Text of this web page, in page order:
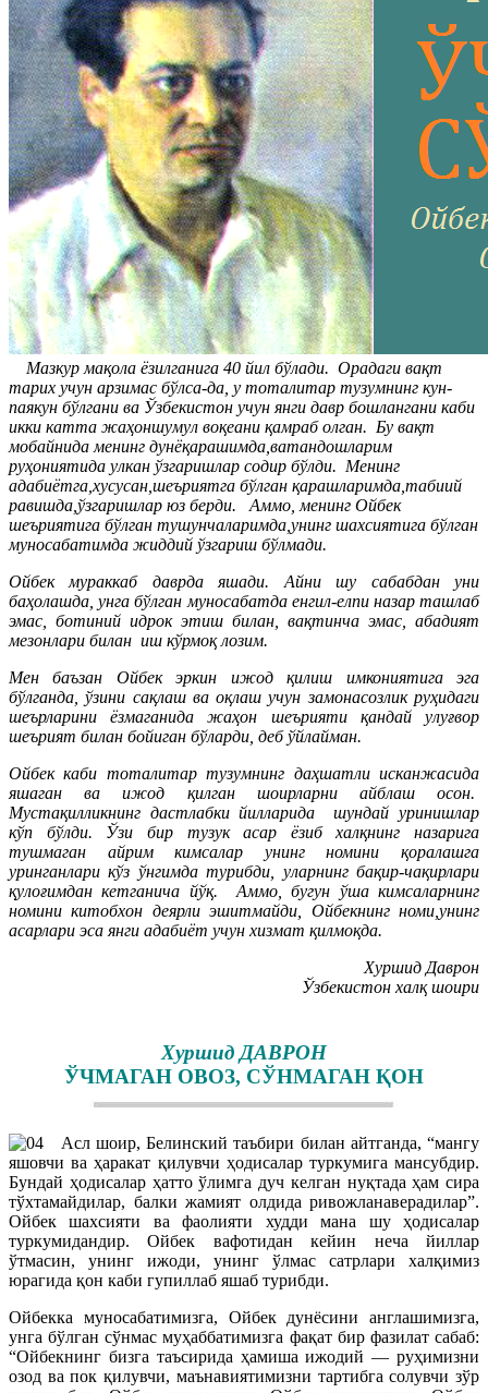
Мазкур мақола ёзилганига 40 йил бўлади. Орадаги вақт
тарих учун арзимас бўлса-да, у тоталитар тузумнинг кун-
паякун бўлгани ва Ўзбекистон учун янги давр бошлангани каби
икки катта жаҳоншумул воқеани қамраб олган. Бу вақт
мобайнида менинг дунёқарашимда,ватандошларим
руҳониятида улкан ўзгаришлар содир бўлди. Менинг
адабиётга,хусусан,шеъриятга бўлган қарашларимда,табиий
равишда,ўзгаришлар юз берди. Аммо, менинг Ойбек
шеъриятига бўлган тушунчаларимда,унинг шахсиятига бўлган
муносабатимда жиддий ўзгариш бўлмади.
Ойбек мураккаб даврда яшади. Айни шу сабабдан уни
баҳолашда, унга бўлган муносабатда енгил-елпи назар ташлаб
эмас, ботиний идрок этиш билан, вақтинча эмас, абадият
мезонлари билан иш кўрмоқ лозим.
Мен баъзан Ойбек эркин ижод қилиш имкониятига эга
бўлганда, ўзини сақлаш ва оқлаш учун замонасозлик руҳидаги
шеърларини ёзмаганида жаҳон шеърияти қандай улуғвор
шеърият билан бойиган бўларди, деб ўйлайман.
Ойбек каби тоталитар тузумнинг даҳшатли исканжасида
яшаган ва ижод қилган шоирларни айблаш осон.
Мустақилликнинг дастлабки йилларида шундай уринишлар
кўп бўлди. Ўзи бир тузук асар ёзиб халқнинг назарига
тушмаган айрим кимсалар унинг номини қоралашга
уринганлари кўз ўнгимда турибди, уларнинг бақир-чақирлари
қулоғимдан кетганича йўқ. Аммо, бугун ўша кимсаларнинг
номини китобхон деярли эшитмайди, Ойбекнинг номи,унинг
асарлари эса янги адабиёт учун хизмат қилмоқда.
Хуршид Даврон
Ўзбекистон халқ шоири
Хуршид ДАВРОН
ЎЧМАГАН ОВОЗ, СЎНМАГАН ҚОН
Асл шоир, Белинский таъбири билан айтганда, “мангу
яшовчи ва ҳаракат қилувчи ҳодисалар туркумига мансубдир.
Бундай ҳодисалар ҳатто ўлимга дуч келган нуқтада ҳам сира
тўхтамайдилар, балки жамият олдида ривожланаверадилар”.
Ойбек шахсияти ва фаолияти худди мана шу ҳодисалар
туркумидандир. Ойбек вафотидан кейин неча йиллар
ўтмасин, унинг ижоди, унинг ўлмас сатрлари халқимиз
юрагида қон каби гупиллаб яшаб турибди.
Ойбекка муносабатимизга, Ойбек дунёсини англашимизга,
унга бўлган сўнмас муҳаббатимизга фақат бир фазилат сабаб:
“Ойбекнинг бизга таъсирида ҳамиша ижодий — руҳимизни
озод ва пок қилувчи, маънавиятимизни тартибга солувчи зўр